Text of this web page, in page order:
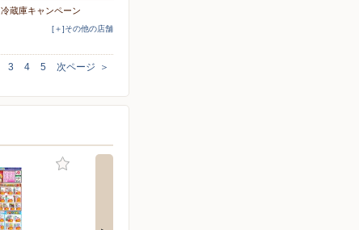
冷蔵庫キャンペーン
[＋]その他の店舗
3 4 5 次ページ ＞